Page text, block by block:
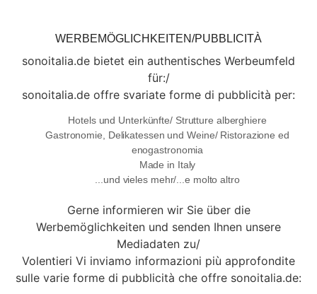
WERBEMÖGLICHKEITEN/PUBBLICITÀ
sonoitalia.de bietet ein authentisches Werbeumfeld
für:/
sonoitalia.de offre svariate forme di pubblicità per:
Hotels und Unterkünfte/ Strutture alberghiere
Gastronomie, Delikatessen und Weine/ Ristorazione ed
enogastronomia
Made in Italy
...und vieles mehr/...e molto altro
Gerne informieren wir Sie über die
Werbemöglichkeiten und senden Ihnen unsere
Mediadaten zu/
Volentieri Vi inviamo informazioni più approfondite
sulle varie forme di pubblicità che offre sonoitalia.de: